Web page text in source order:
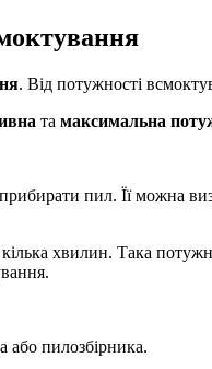
. Від потужності
та максимальна
пил. Її можна
хвилин. Така
або пилозбірника.